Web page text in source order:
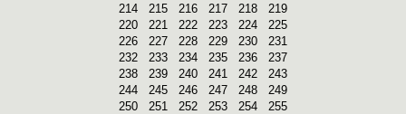
214
215 216 217 218
219
220
221 222 223 224
225
226
227 228 229 230
231
232
233 234 235 236
237
238
239 240 241 242
243
244
245 246 247 248
249
250
251 252 253 254
255